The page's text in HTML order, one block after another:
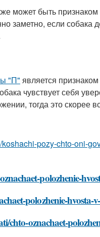
может быть признаком
заметно, если собака
"П" является
чувствует себя
тогда это скорее
pozy-chto-oni-
polozhenie-
polozhenie-hvosta-
chto-oznachaet-